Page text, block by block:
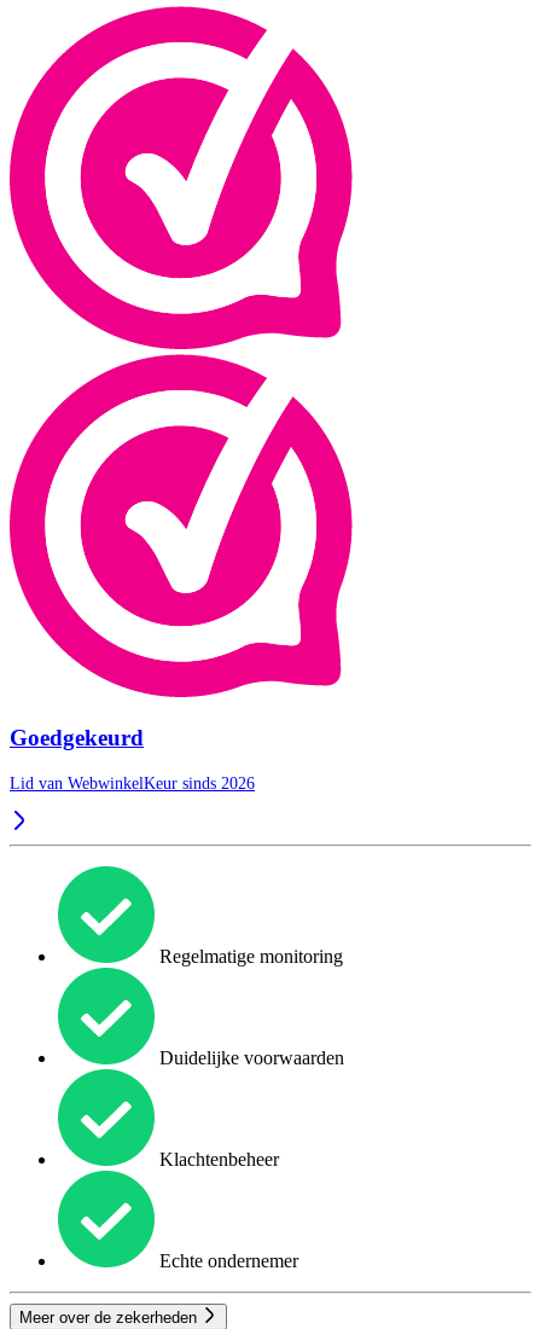
Goedgekeurd
Lid van WebwinkelKeur sinds 2026
Regelmatige monitoring
Duidelijke voorwaarden
Klachtenbeheer
Echte ondernemer
Meer over de zekerheden